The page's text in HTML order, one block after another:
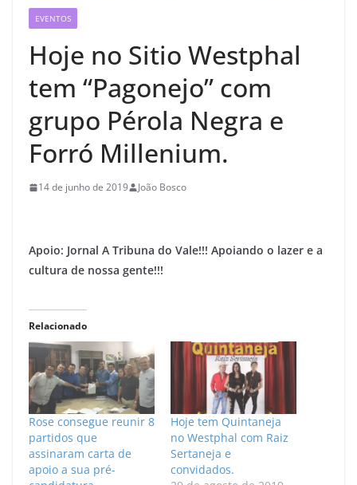
EVENTOS
Hoje no Sitio Westphal
tem “Pagonejo” com
grupo Pérola Negra e
Forró Millenium.
14 de junho de 2019 João Bosco
Apoio: Jornal A Tribuna do Vale!!! Apoiando o lazer e a
cultura de nossa gente!!!
Relacionado
Rose consegue reunir 8
partidos que
assinaram carta de
apoio a sua pré-
Hoje tem Quintaneja
no Westphal com Raiz
Sertaneja e
convidados.